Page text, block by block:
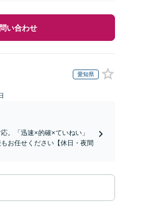
い合わせ
愛知県
。「迅速×的確×ていねい」
お任せください【休日・夜間